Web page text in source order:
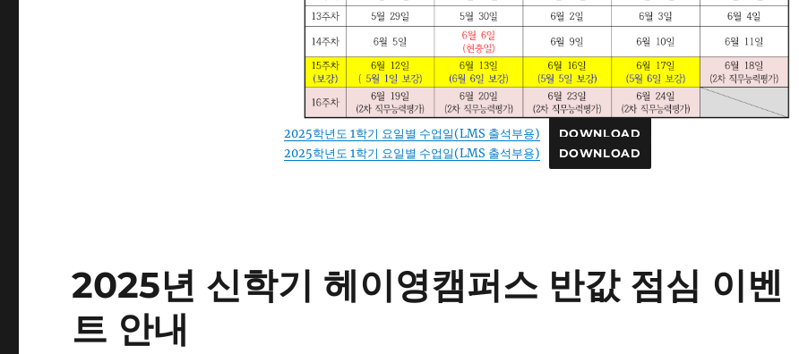
2025학년도 1학기 요일별 수업일(LMS 출석부용) DOWNLOAD
2025학년도 1학기 요일별 수업일(LMS 출석부용) DOWNLOAD
2025년 신학기 헤이영캠퍼스 반값 점심 이벤
트 안내